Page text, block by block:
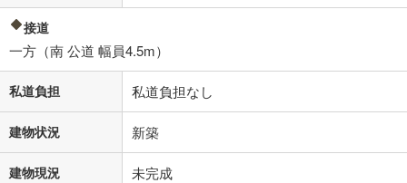
接道
一方（南 公道 幅員4.5m）
私道負担 私道負担なし
建物状況 新築
建物現況 未完成